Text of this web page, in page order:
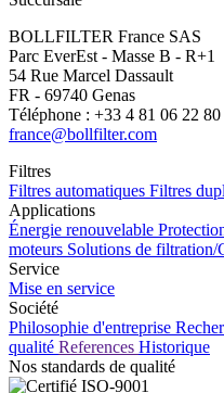
BOLLFILTER France SAS
Parc EverEst - Masse B - R+1
54 Rue Marcel Dassault
FR - 69740 Genas
Téléphone : +33 4 81 06 22 80
france@bollfilter.com
Filtres
Filtres automatiques Filtres
Applications
Énergie renouvelable
moteurs Solutions de filtration/
Service
Mise en service
Société
Philosophie d'entreprise
qualité References Historique
Nos standards de qualité